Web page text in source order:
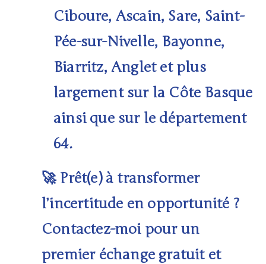
Ciboure, Ascain, Sare, Saint-
Pée-sur-Nivelle, Bayonne,
Biarritz, Angletet plus
largement sur la Côte Basque
ainsi que sur le département
64.
🚀 Prêt(e) à transformer
l’incertitude en opportunité ?
Contactez-moi pour un
premier échange gratuit et